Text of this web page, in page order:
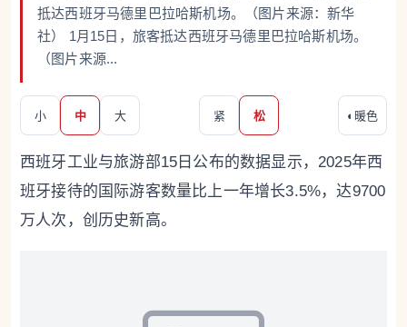
抵达西班牙马德里巴拉哈斯机场。（图片来源：新华
社） 1月15日，旅客抵达西班牙马德里巴拉哈斯机场。
（图片来源...
小 中 大 紧 松 ◐ 暖色
西班牙工业与旅游部15日公布的数据显示，2025年西
班牙接待的国际游客数量比上一年增长3.5%，达9700
万人次，创历史新高。